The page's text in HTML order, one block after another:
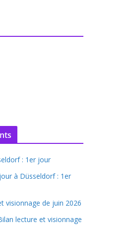
: 1er jour
à Düsseldorf : 1er
visionnage de juin 2026
lecture et visionnage